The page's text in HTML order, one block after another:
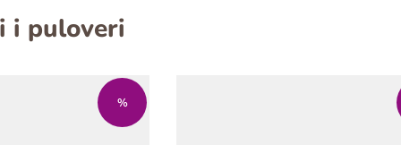
i puloveri
%